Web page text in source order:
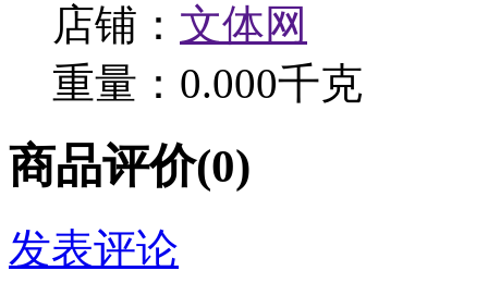
店铺： 文体网
重量：0.000千克
商品评价(0)
发表评论